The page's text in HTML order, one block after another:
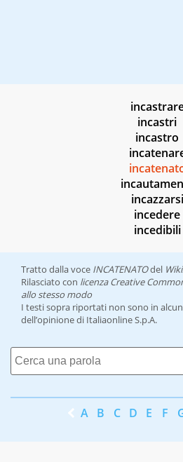
incastri
incastro
incazzarsi
incedere
incedibili
Tratto dalla voce INCATENATOdel
Rilasciato con licenza Creative
allo stesso modo
I testi sopra riportati non sono in
dell’opinione di Italiaonline S.p.A.
A B C D E F